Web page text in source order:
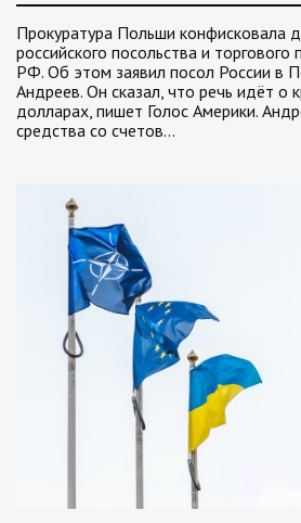
Прокуратура Польши конфисковала
российского посольства и торгового
РФ. Об этом заявил посол России в
Андреев. Он сказал, что речь идёт о
долларах, пишет Голос Америки.
средства со счетов…